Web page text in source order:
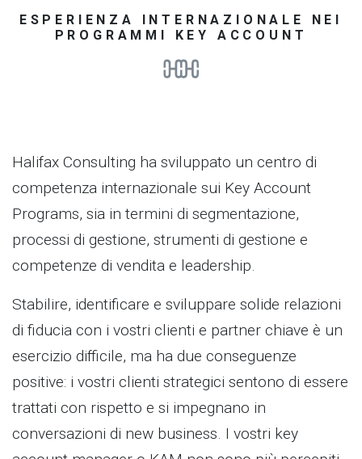
ESPERIENZA INTERNAZIONALE NEI
PROGRAMMI KEY ACCOUNT
Halifax Consulting ha sviluppato un centro di
competenza internazionale sui Key Account
Programs, sia in termini di segmentazione,
processi di gestione, strumenti di gestione e
competenze di vendita e leadership.
Stabilire, identificare e sviluppare solide relazioni
di fiducia con i vostri clienti e partner chiave è un
esercizio difficile, ma ha due conseguenze
positive: i vostri clienti strategici sentono di essere
trattati con rispetto e si impegnano in
conversazioni di new business. I vostri key